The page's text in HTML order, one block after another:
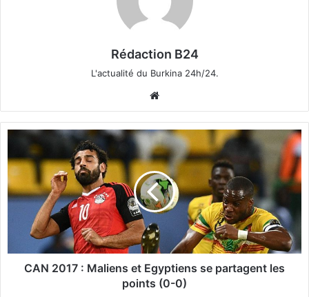
Rédaction B24
L'actualité du Burkina 24h/24.
bsi
te
N
2
0
M
CAN 2017 : Maliens et Egyptiens se partagent les
points (0-0)